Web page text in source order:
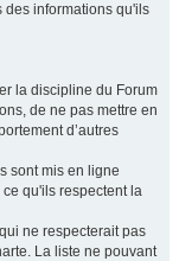
des informations qu'ils
la discipline du Forum
de ne pas mettre en
d’autres
sont mis en ligne
qu'ils respectent la
ne respecterait pas
La liste ne pouvant